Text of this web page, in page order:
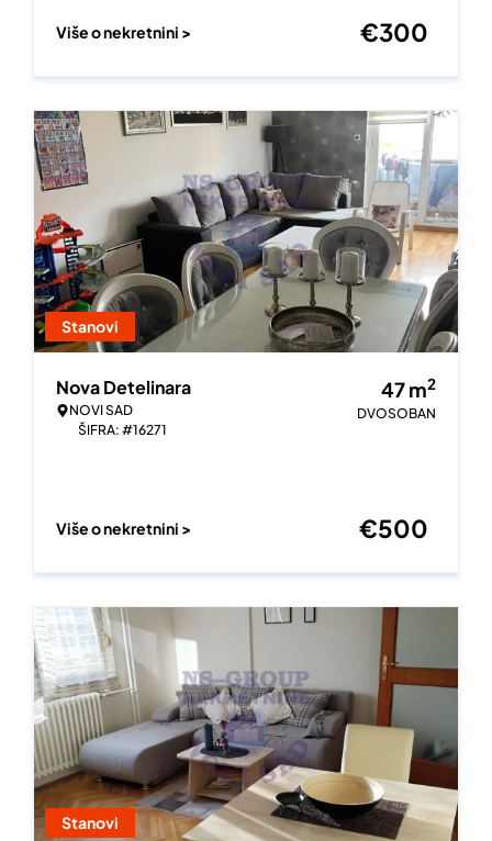
Više o nekretnini > €300
Stanovi
Nova Detelinara
NOVI SAD
ŠIFRA: #16271
47m2
DVOSOBAN
Više o nekretnini > €500
Stanovi